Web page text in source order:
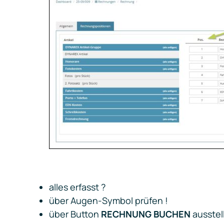
alles erfasst ?
über Augen-Symbol prüfen !
über Button RECHNUNG BUCHEN